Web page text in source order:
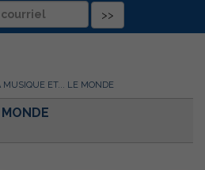
MUSIQUE ET... LE MONDE